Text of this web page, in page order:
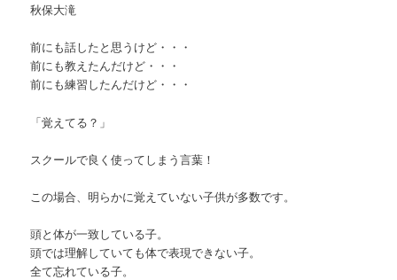
秋保大滝
前にも話したと思うけど・・・
前にも教えたんだけど・・・
前にも練習したんだけど・・・
「覚えてる？」
スクールで良く使ってしまう言葉！
この場合、明らかに覚えていない子供が多数です。
頭と体が一致している子。
頭では理解していても体で表現できない子。
全て忘れている子。